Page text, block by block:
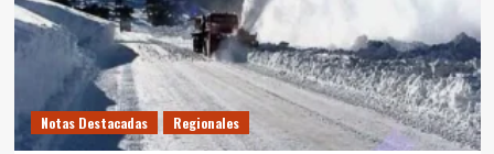
Notas Destacadas Regionales